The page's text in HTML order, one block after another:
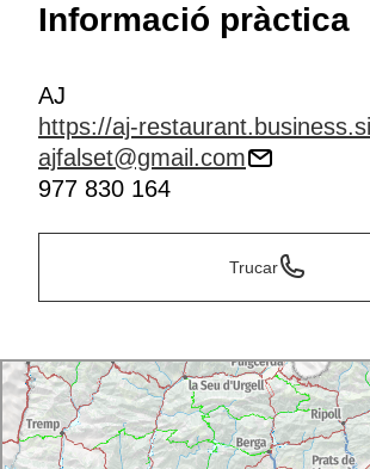
Informació pràctica
AJ
https://aj-
ajfalset@gmail.com
977 830 164
Trucar